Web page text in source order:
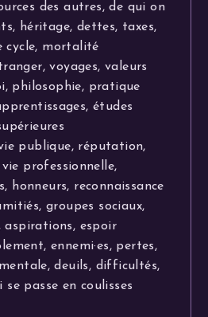
des autres, de qui on
héritage, dettes, taxes,
cycle, mortalité
voyages, valeurs
philosophie, pratique
études
publique, réputation,
professionnelle,
honneurs, reconnaissance
groupes sociaux,
aspirations, espoir
ennemi·es, pertes,
deuils, difficultés,
se passe en coulisses